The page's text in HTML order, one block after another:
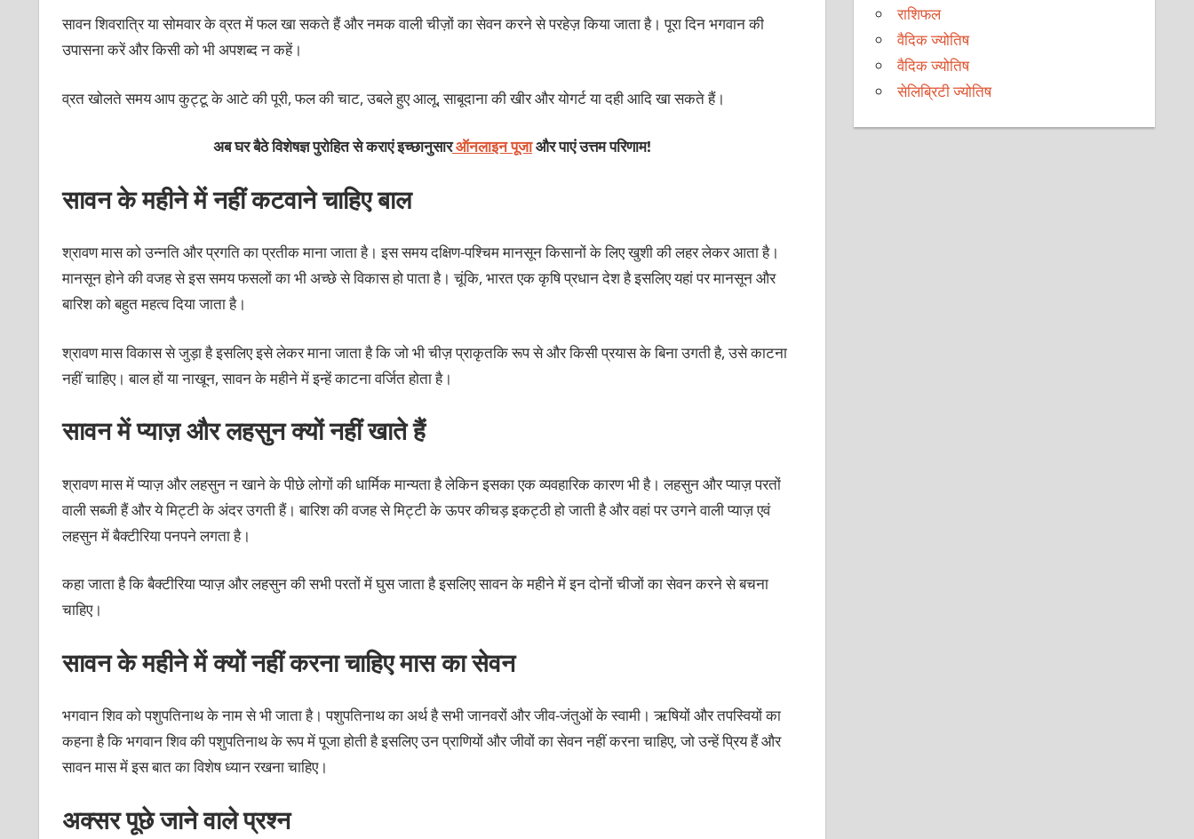
सावन शिवरात्रि या सोमवार के व्रत में फल खा सकते हैं और नमक वाली चीज़ों का सेवन करने से परहेज़ किया जाता है। पूरा दिन भगवान की
उपासना करें और किसी को भी अपशब्‍द न कहें।
व्रत खोलते समय आप कुट्टू के आटे की पूरी, फल की चाट, उबले हुए आलू, साबूदाना की खीर और योगर्ट या दही आदि खा सकते हैं।
अब घर बैठे विशेषज्ञ पुरोहित से कराएं इच्छानुसारऑनलाइन पूजाऔर पाएं उत्तम परिणाम!
सावन के महीने में नहीं कटवाने चाहिए बाल
श्रावण मास को उन्‍नति और प्रगति का प्रतीक माना जाता है। इस समय दक्षिण-पश्चिम मानसून किसानों के लिए खुशी की लहर लेकर आता है।
मानसून होने की वजह से इस समय फसलों का भी अच्‍छे से विकास हो पाता है। चूंकि, भारत एक कृषि प्रधान देश है इसलिए यहां पर मानसून और
बारिश को बहुत महत्‍व दिया जाता है।
श्रावण मास विकास से जुड़ा है इसलिए इसे लेकर माना जाता है कि जो भी चीज़ प्राकृतकि रूप से और किसी प्रयास के बिना उगती है, उसे काटना
नहीं चाहिए। बाल हों या नाखून, सावन के महीने में इन्‍हें काटना वर्जित होता है।
सावन में प्‍याज़ और लहसुन क्‍यों नहीं खाते हैं
श्रावण मास में प्‍याज़ और लहसुन न खाने के पीछे लोगों की धार्मिक मान्‍यता है लेकिन इसका एक व्‍यवहारिक कारण भी है। लहसुन और प्‍याज़ परतों
वाली सब्‍जी हैं और ये मिट्टी के अंदर उगती हैं। बारिश की वजह से मिट्टी के ऊपर कीचड़ इकट्ठी हो जाती है और वहां पर उगने वाली प्‍याज़ एवं
लहसुन में बैक्‍टीरिया पनपने लगता है।
कहा जाता है कि बैक्‍टीरिया प्‍याज़ और लहसुन की सभी परतों में घुस जाता है इसलिए सावन के महीने में इन दोनों चीजों का सेवन करने से बचना
चाहिए।
सावन के महीने में क्‍यों नहीं करना चाहिए मास का सेवन
भगवान शिव को पशुपतिनाथ के नाम से भी जाता है। पशुपतिनाथ का अर्थ है सभी जानवरों और जीव-जंतुओं के स्‍वामी। ऋषियों और तपस्वियों का
कहना है कि भगवान शिव की पशुपतिनाथ के रूप में पूजा होती है इसलिए उन प्राणियों और जीवों का सेवन नहीं करना चाहिए, जो उन्‍हें प्रिय हैं और
सावन मास में इस बात का विशेष ध्‍यान रखना चाहिए।
अक्‍सर पूछे जाने वाले प्रश्‍न
राशिफल
वैदिक ज्योतिष
वैदिक ज्योतिष
सेलिब्रिटी ज्योतिष